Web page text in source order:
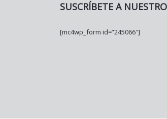
SUSCRÍBETE A
[mc4wp_form id=”245066″]